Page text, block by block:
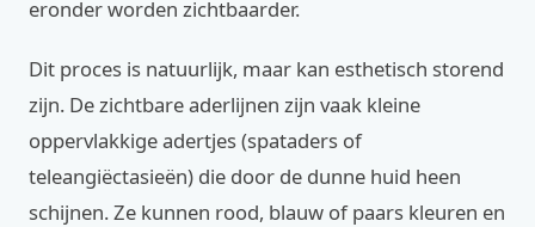
eronder worden zichtbaarder.
Dit proces is natuurlijk, maar kan esthetisch storend
zijn. De zichtbare aderlijnen zijn vaak kleine
oppervlakkige adertjes (spataders of
teleangiëctasieën) die door de dunne huid heen
schijnen. Ze kunnen rood, blauw of paars kleuren en